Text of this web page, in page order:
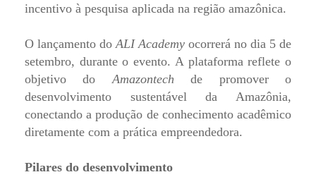
incentivo à pesquisa aplicada na região amazônica.
O lançamento do ALI Academy ocorrerá no dia 5 de
setembro, durante o evento. A plataforma reflete o
objetivo do Amazontech de promover o
desenvolvimento sustentável da Amazônia,
conectando a produção de conhecimento acadêmico
diretamente com a prática empreendedora.
Pilares do desenvolvimento